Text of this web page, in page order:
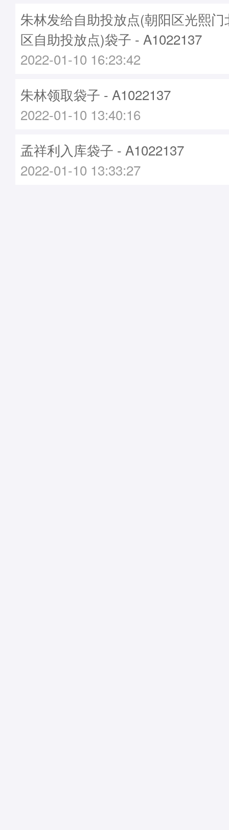
朱林发给自助投放点(朝阳区光熙
区自助投放点)袋子 - A1022137
2022-01-10 16:23:42
朱林领取袋子 - A1022137
2022-01-10 13:40:16
孟祥利入库袋子 - A1022137
2022-01-10 13:33:27